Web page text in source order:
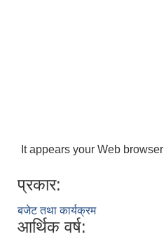
It appears your Web
प्रकार:
बजेट तथा कार्यक्रम
आर्थिक वर्ष: